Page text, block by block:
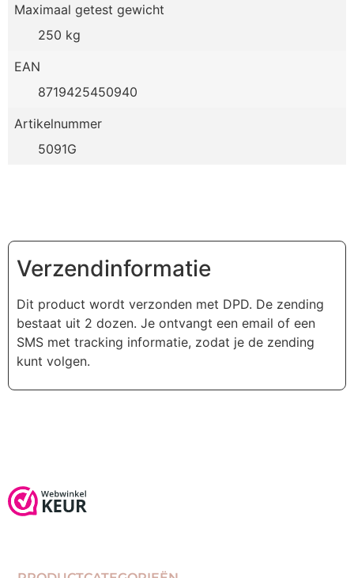
Maximaal getest gewicht
250 kg
EAN
8719425450940
Artikelnummer
5091G
Verzendinformatie
Dit product wordt verzonden met DPD. De zending
bestaat uit 2 dozen. Je ontvangt een email of een
SMS met tracking informatie, zodat je de zending
kunt volgen.